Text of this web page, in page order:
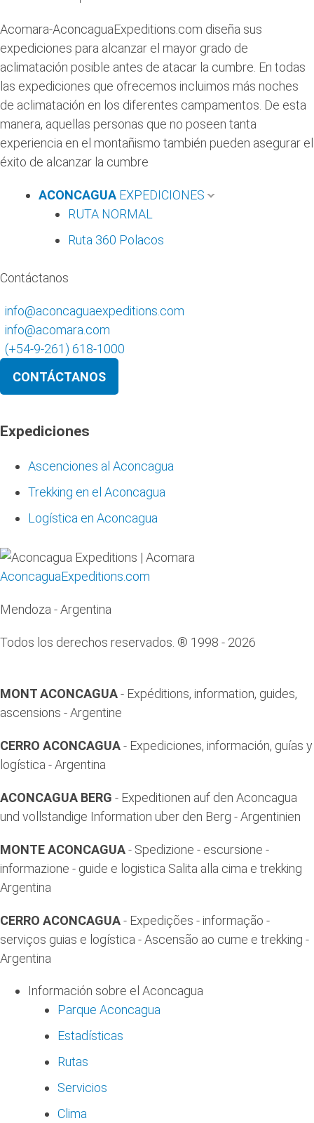
Acomara-AconcaguaExpeditions.com diseña sus
expediciones para alcanzar el mayor grado de
aclimatación posible antes de atacar la cumbre. En todas
las expediciones que ofrecemos incluimos más noches
de aclimatación en los diferentes campamentos. De esta
manera, aquellas personas que no poseen tanta
experiencia en el montañismo también pueden asegurar el
éxito de alcanzar la cumbre
ACONCAGUA EXPEDICIONES
RUTA NORMAL
Ruta 360 Polacos
Contáctanos
info@aconcaguaexpeditions.com
info@acomara.com
(+54-9-261) 618-1000
CONTÁCTANOS
Expediciones
Ascenciones al Aconcagua
Trekking en el Aconcagua
Logística en Aconcagua
AconcaguaExpeditions.com
Mendoza - Argentina
Todos los derechos reservados. ® 1998 - 2026
MONT ACONCAGUA- Expéditions, information, guides,
ascensions - Argentine
CERRO ACONCAGUA- Expediciones, información, guías y
logística - Argentina
ACONCAGUA BERG - Expeditionen auf den Aconcagua
und vollstandige Information uber den Berg - Argentinien
MONTE ACONCAGUA- Spedizione - escursione -
informazione - guide e logistica Salita alla cima e trekking
Argentina
CERRO ACONCAGUA- Expedições - informação -
serviços guias e logística - Ascensão ao cume e trekking -
Argentina
Información sobre el Aconcagua
Parque Aconcagua
Estadísticas
Rutas
Servicios
Clima